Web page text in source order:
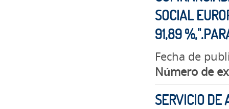
SOCIAL
91,89
Fecha de
Número de
SERVICIO DE